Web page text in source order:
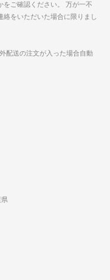
をご確認ください。 万が一不
をいただいた場合に限りまし
配送の注文が入った場合自動